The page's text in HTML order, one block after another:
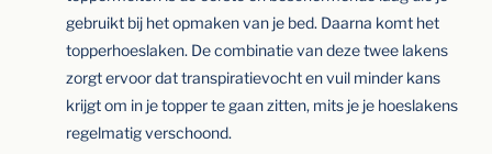
gebruikt bij het opmaken van je bed. Daarna komt het
topperhoeslaken. De combinatie van deze twee lakens
zorgt ervoor dat transpiratievocht en vuil minder kans
krijgt om in je topper te gaan zitten, mits je je hoeslakens
regelmatig verschoond.